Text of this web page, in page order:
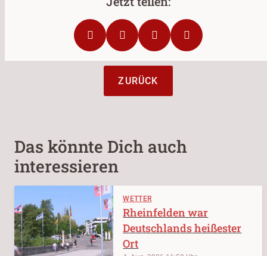
ZURÜCK
Das könnte Dich auch
interessieren
WETTER
Rheinfelden war
Deutschlands heißester
Ort